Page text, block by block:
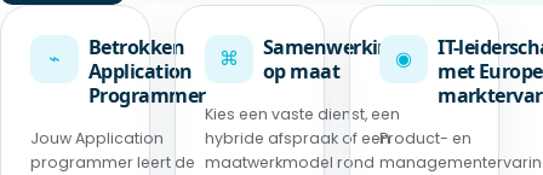
⌁
Betrokken
Application
Programmer
Jouw Application
programmer leert de
⌘
Samenwerking
op maat
Kies een vaste dienst, een
hybride afspraak of een
maatwerkmodel rond
◉
IT-
met
Product- en